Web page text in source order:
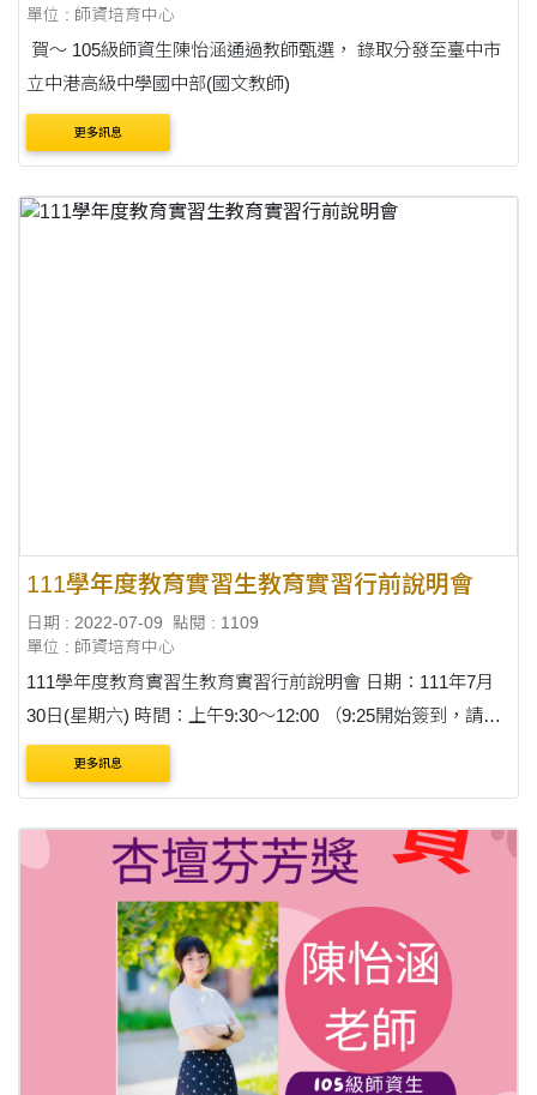
單位 : 師資培育中心
賀～ 105級師資生陳怡涵通過教師甄選， 錄取分發至臺中市
立中港高級中學國中部(國文教師)
更多訊息
111學年度教育實習生教育實習行前說明會
日期 : 2022-07-09
點閱 : 1109
單位 : 師資培育中心
111學年度教育實習生教育實習行前說明會 日期：111年7月
30日(星期六) 時間：上午9:30～12:00 （9:25開始簽到，請務
必全程參與） 線上說明會視訊平台：Microsoft Teams 會議室
更多訊息